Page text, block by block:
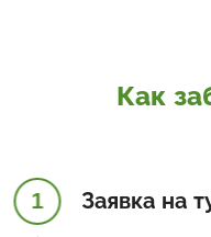
Как
1 Заявка на